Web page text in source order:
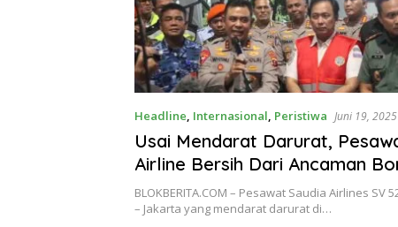
Headline, Internasional, Peristiwa Juni 19, 2025
Usai Mendarat Darurat,
Airline Bersih Dari Ancaman
BLOKBERITA.COM – Pesawat Saudia Airlines SV
– Jakarta yang mendarat darurat di…